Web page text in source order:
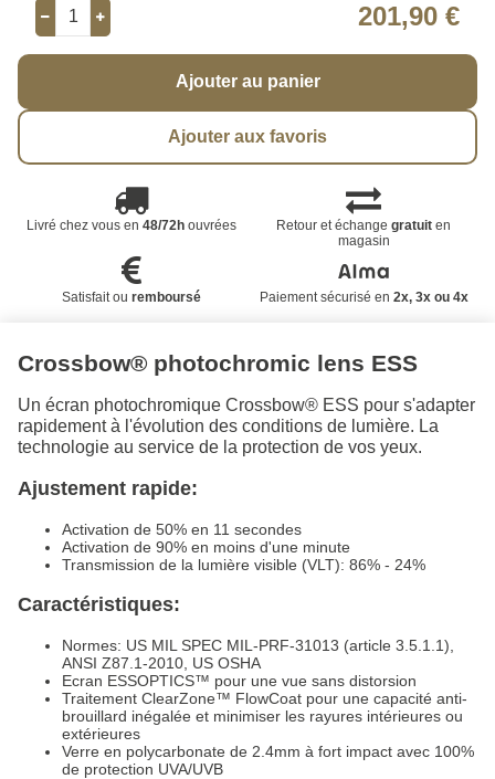
201,90 €
Ajouter au panier
Ajouter aux favoris
Livré chez vous en 48/72houvrées Retour et échangegratuit en
magasin
Satisfait ou remboursé Paiement sécurisé en 2x, 3x ou 4x
Crossbow® photochromic lens ESS
Un écran photochromique Crossbow® ESS pour s'adapter
rapidement à l'évolution des conditions de lumière. La
technologie au service de la protection de vos yeux.
Ajustement rapide:
Activation de 50% en 11 secondes
Activation de 90% en moins d'une minute
Transmission de la lumière visible (VLT): 86% - 24%
Caractéristiques:
Normes: US MIL SPEC MIL-PRF-31013 (article 3.5.1.1),
ANSI Z87.1-2010, US OSHA
Ecran ESSOPTICS™ pour une vue sans distorsion
Traitement ClearZone™ FlowCoat pour une capacité anti-
brouillard inégalée et minimiser les rayures intérieures ou
extérieures
Verre en polycarbonate de 2.4mm à fort impact avec 100%
de protection UVA/UVB